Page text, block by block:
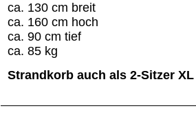
ca. 130 cm breit
ca. 160 cm hoch
ca. 90 cm tief
ca. 85 kg
Strandkorb auch als 2-Sitzer